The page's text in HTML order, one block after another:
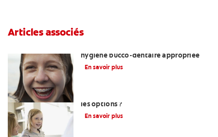
Articles associés
hygiène bucco-dentaire appropriée
En savoir plus
les options ?
En savoir plus